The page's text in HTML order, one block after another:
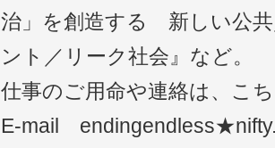
治」を創造する 新しい公
ント／リーク社会』など。
仕事のご用命や連絡は、こ
E-mail